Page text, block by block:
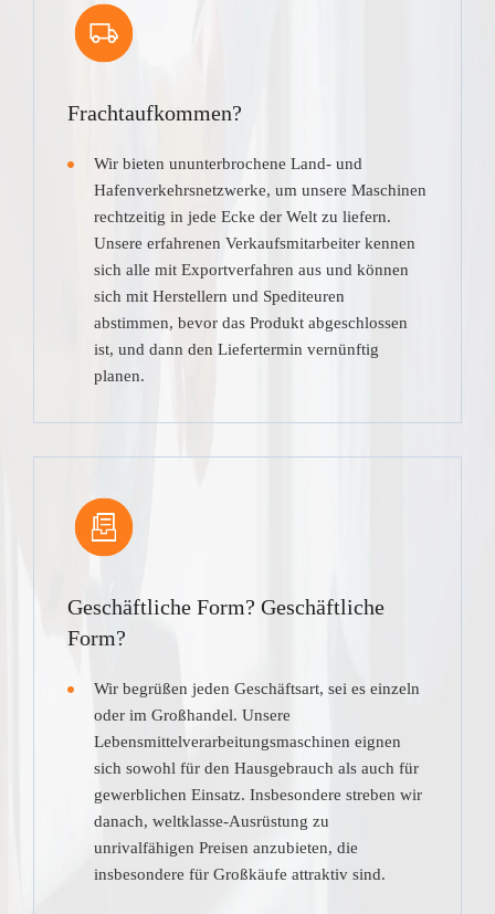
Frachtaufkommen?
Wir bieten ununterbrochene Land- und
Hafenverkehrsnetzwerke, um unsere Maschinen
rechtzeitig in jede Ecke der Welt zu liefern.
Unsere erfahrenen Verkaufsmitarbeiter kennen
sich alle mit Exportverfahren aus und können
sich mit Herstellern und Spediteuren
abstimmen, bevor das Produkt abgeschlossen
ist, und dann den Liefertermin vernünftig
planen.
Geschäftliche Form? Geschäftliche
Form?
Wir begrüßen jeden Geschäftsart, sei es einzeln
oder im Großhandel. Unsere
Lebensmittelverarbeitungsmaschinen eignen
sich sowohl für den Hausgebrauch als auch für
gewerblichen Einsatz. Insbesondere streben wir
danach, weltklasse-Ausrüstung zu
unrivalfähigen Preisen anzubieten, die
insbesondere für Großkäufe attraktiv sind.